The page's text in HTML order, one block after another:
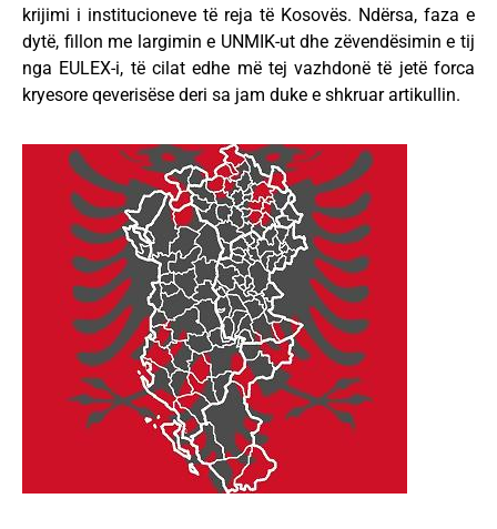
krijimi i institucioneve të reja të Kosovës. Ndërsa, faza e
dytë, fillon me largimin e UNMIK-ut dhe zëvendësimin e tij
nga EULEX-i, të cilat edhe më tej vazhdonë të jetë forca
kryesore qeverisëse deri sa jam duke e shkruar artikullin.